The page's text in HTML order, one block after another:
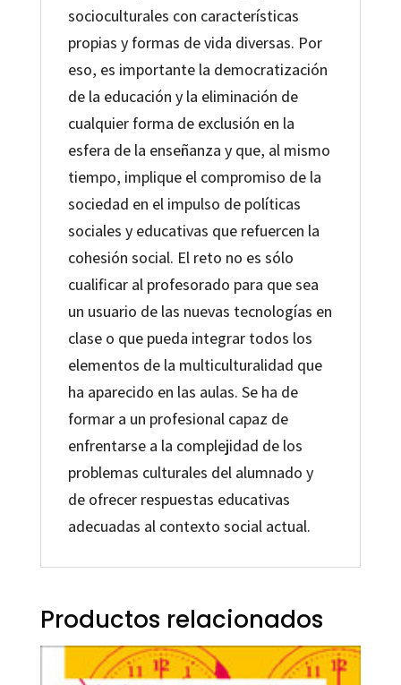
socioculturales con características
propias y formas de vida diversas. Por
eso, es importante la democratización
de la educación y la eliminación de
cualquier forma de exclusión en la
esfera de la enseñanza y que, al mismo
tiempo, implique el compromiso de la
sociedad en el impulso de políticas
sociales y educativas que refuercen la
cohesión social. El reto no es sólo
cualificar al profesorado para que sea
un usuario de las nuevas tecnologías en
clase o que pueda integrar todos los
elementos de la multiculturalidad que
ha aparecido en las aulas. Se ha de
formar a un profesional capaz de
enfrentarse a la complejidad de los
problemas culturales del alumnado y
de ofrecer respuestas educativas
adecuadas al contexto social actual.
Productos relacionados